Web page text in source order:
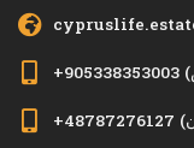
+905338353003
+48787276127